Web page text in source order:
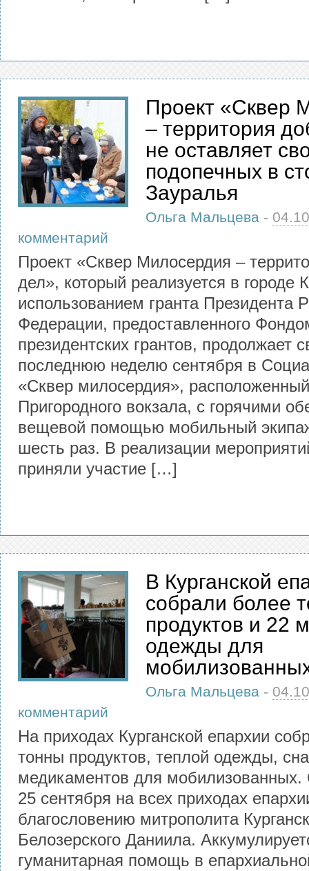
Проект «Сквер
– территория
не оставляет
подопечных в
Зауралья
Ольга Мальцева -
комментарий
Проект «Сквер Милосердия –
дел», который реализуется в городе
использованием гранта Президента
Федерации, предоставленного
президентских грантов, продолжает
последнюю неделю сентября в
«Сквер милосердия»,
Пригородного вокзала, с горячими
вещевой помощью мобильный
шесть раз. В реализации
приняли участие […]
В Курганской
собрали более
продуктов и 22
одежды для
Ольга Мальцева -
комментарий
На приходах Курганской епархии
тонны продуктов, теплой одежды,
медикаментов для мобилизованных.
25 сентября на всех приходах
благословению митрополита
Белозерского Даниила.
гуманитарная помощь в